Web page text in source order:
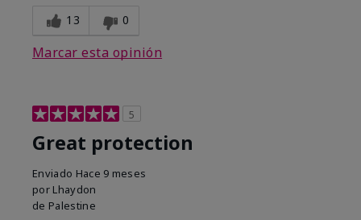
13 0
Marcar esta opinión
5
Great protection
Enviado Hace 9 meses
por Lhaydon
de Palestine